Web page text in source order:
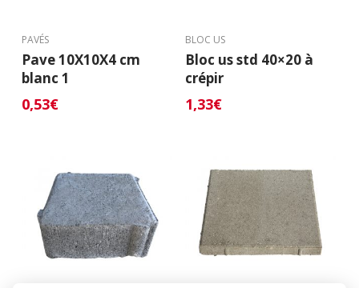
PAVÉS
Pave 10X10X4 cm
blanc 1
0,53€
BLOC US
Bloc us std 40×20 à
crépir
1,33€